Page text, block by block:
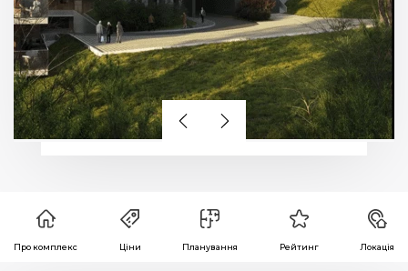
Про комплекс Ціни Планування Рейтинг Локація